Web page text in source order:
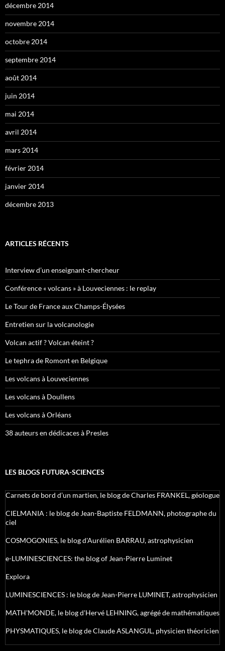
décembre 2014
novembre 2014
octobre 2014
septembre 2014
août 2014
juin 2014
mai 2014
avril 2014
mars 2014
février 2014
janvier 2014
décembre 2013
ARTICLES RÉCENTS
Interview d’un enseignant-chercheur
Conférence « volcans » à Louveciennes : le replay
Le Tour de France aux Champs-Élysées
Entretien sur la volcanologie
Volcan actif ? Volcan éteint ?
Le tephra de Romont en Belgique
Les volcans à Louveciennes
Les volcans à Doullens
Les volcans à Orléans
38 auteurs en dédicaces à Presles
LES BLOGS FUTURA-SCIENCES
Carnets de bord d’un martien, le blog de Charles FRANKEL, géologue
CIELMANIA : le blog de Jean-Baptiste FELDMANN, photographe du
ciel
COSMOGONIES, le blog d'Aurélien BARRAU, astrophysicien
e-LUMINESCIENCES: the blog of Jean-Pierre Luminet
Explora
LUMINESCIENCES : le blog de Jean-Pierre LUMINET, astrophysicien
MATH'MONDE, le blog d'Hervé LEHNING, agrégé de mathématiques
PHYSMATIQUES, le blog de Claude ASLANGUL, physicien théoricien